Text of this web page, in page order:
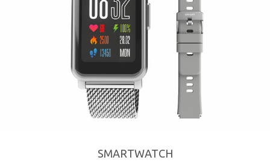
SMARTWATCH